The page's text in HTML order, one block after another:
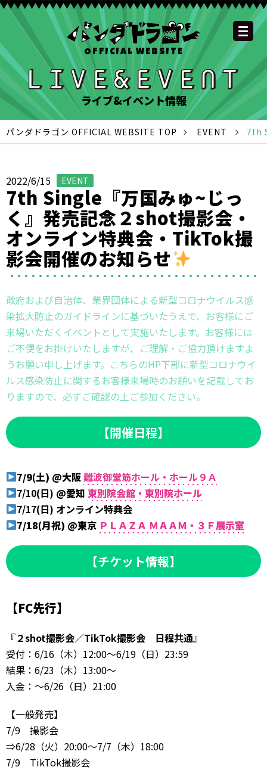
OFFICIAL WEBSITEOFFICIAL SITE TOP
NEWS MEMBER
SCHEDULE DISCOGRAPHY
GOODS
FAQ CONTACT
YOUTUBE
CHANNEL
INSTAGRAM
OFFICIAL
TWITTER
OFFICIAL LINE
ACCOUNT
OFFICIAL
TIKTOK
ライブ&イベント情報
パンダドラゴン OFFICIAL WEBSITE TOP EVENT 7th
2022/6/15 EVENT
7th Single『万国みゅ~じっ
く』発売記念２shot撮影会・
オンライン特典会・TikTok撮
影会開催のお知らせ
政府および自治体、業界団体による新型コロナウイルス感
染拡大防止のガイドラインに基づいたうえで、お客様にご
来場いただくイベントとして実施いたします。お客様には
ご不便をお掛けいたしますが、ご理解・ご協力頂けますよ
うお願い申し上げます。こちらのHP下部に新型コロナウイ
ルス感染防止に関するお客様来場時のお願いを記載してお
りますので、必ずご確認の上ご参加ください。
【開催日程】
7/9(土) @大阪難波御堂筋ホール・ホール９Ａ
7/10(日) @愛知東別院会館・東別院ホール
7/17(日) オンライン特典会
7/18(月祝) @東京 ＰＬＡＺＡ ＭＡＡＭ・３Ｆ展示室
【チケット情報】
【FC先行】
『２shot撮影会／TikTok撮影会 日程共通』
受付：6/16（木）12:00～6/19（日）23:59
結果：6/23（木）13:00～
入金：～6/26（日）21:00
【一般発売】
7/9 撮影会
⇒6/28（火）20:00～7/7（木）18:00
7/9 TikTok撮影会